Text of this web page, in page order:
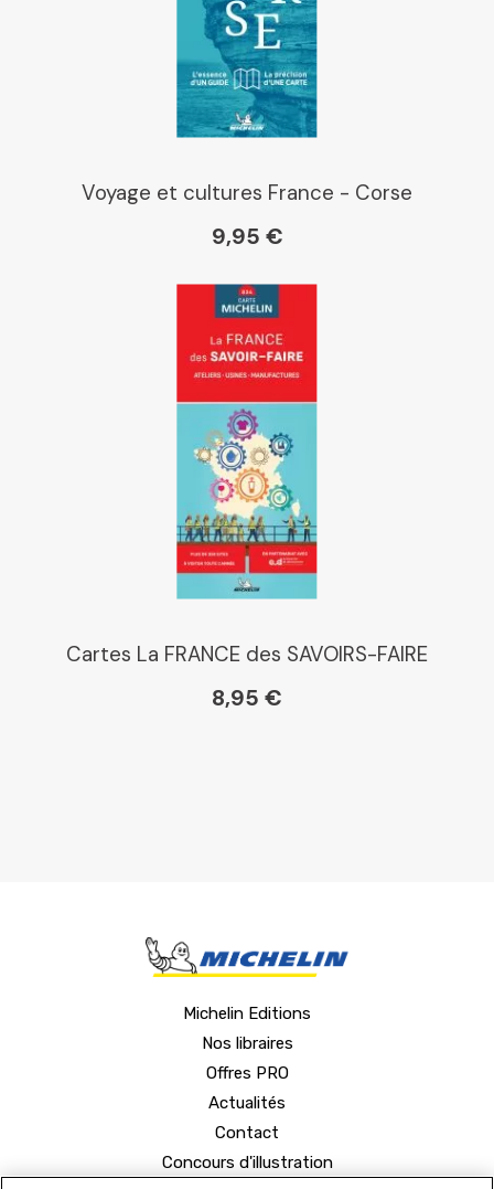
Voyage et cultures France - Corse
9,95 €
Cartes La FRANCE des SAVOIRS-FAIRE
8,95 €
Michelin Editions
Nos libraires
Offres PRO
Actualités
Contact
Concours d'illustration